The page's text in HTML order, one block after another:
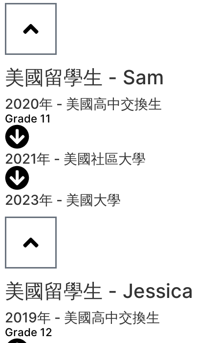
美國留學生 - Sam
2020年 - 美國高中交換生
Grade 11
2021年 - 美國社區大學
2023年 - 美國大學
美國留學生 - Jessica
2019年 - 美國高中交換生
Grade 12